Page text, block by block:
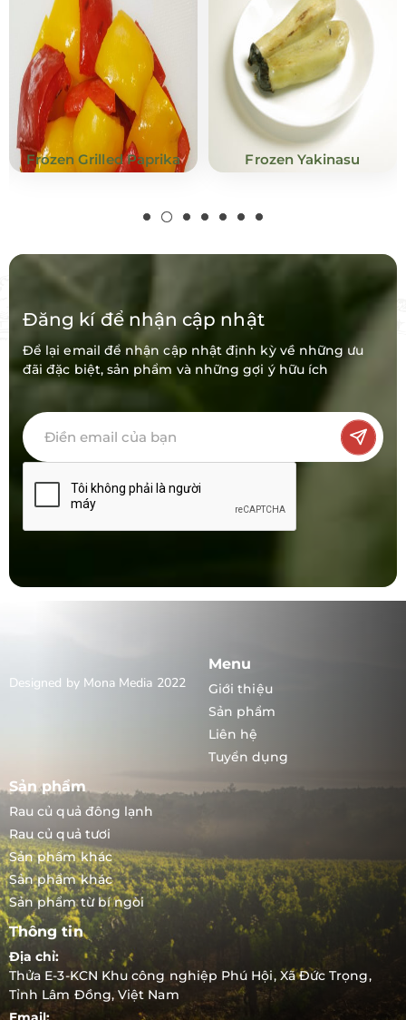
Frozen Grilled Paprika Frozen Yakinasu
Đăng kí để nhận cập nhật
Để lại email để nhận cập nhật định kỳ về những ưu
đãi đặc biệt, sản phẩm và những gợi ý hữu ích
Designed by Mona Media 2022
Menu
Giới thiệu
Sản phẩm
Liên hệ
Tuyển dụng
Sản phẩm
Rau củ quả đông lạnh
Rau củ quả tươi
Sản phẩm khác
Sản phẩm khác
Sản phẩm từ bí ngòi
Thông tin
Địa chỉ:
Thửa E-3-KCN Khu công nghiệp Phú Hội, Xã Đức Trọng,
Tỉnh Lâm Đồng, Việt Nam